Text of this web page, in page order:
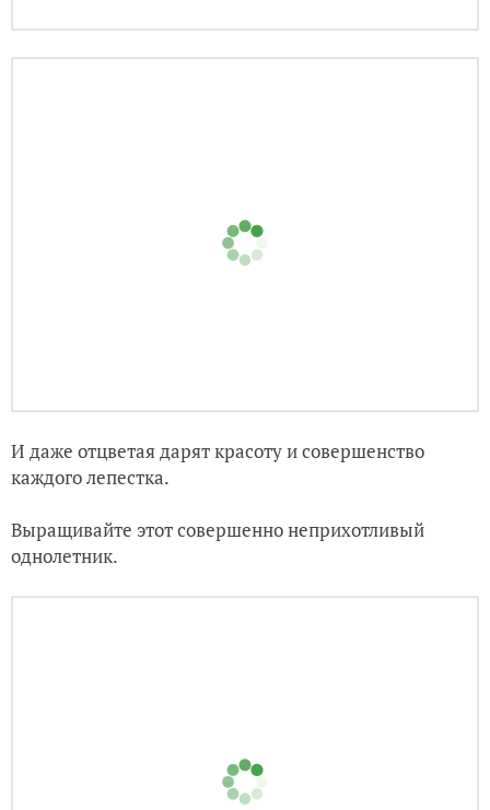
И даже отцветая дарят красоту и совершенство
каждого лепестка.
Выращивайте этот совершенно неприхотливый
однолетник.